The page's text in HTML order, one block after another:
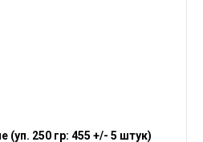
(уп. 250 гр: 455 +/- 5 штук)